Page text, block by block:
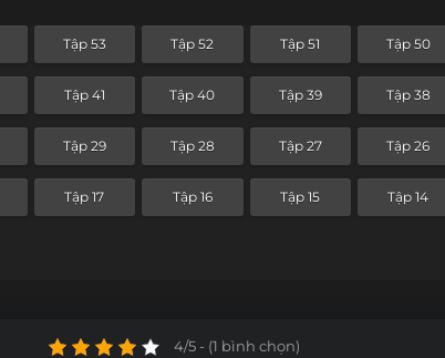
Tập 53 Tập 52 Tập 51 Tập 50
Tập 41 Tập 40 Tập 39 Tập 38
Tập 29 Tập 28 Tập 27 Tập 26
Tập 17 Tập 16 Tập 15 Tập 14
4/5 - (1 bình chọn)